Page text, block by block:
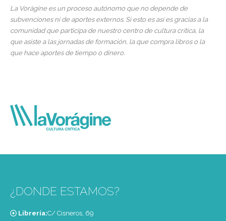
La Vorágine es un proceso autónomo que no depende de
subvenciones ni de aportes externos. Si esto es así es gracias a la
comunidad que participa de nuestro centro de cultura crítica, la
que asiste a las jornadas de formación, la que compra libros o la
que hace aportes de tiempo o dinero.
¿DONDE ESTAMOS?
Librería:C/ Cisneros, 69